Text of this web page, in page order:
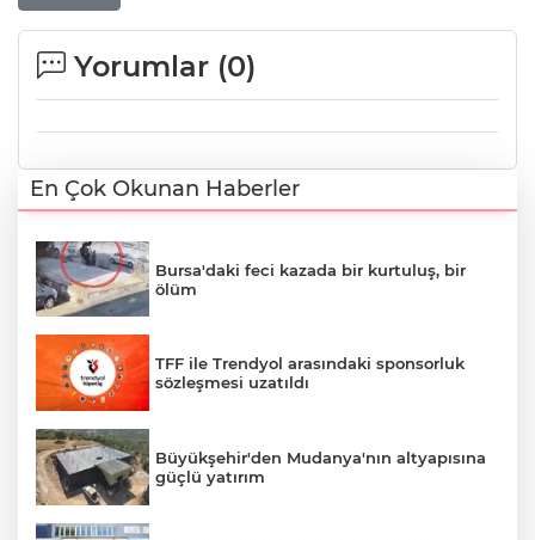
Yorumlar (0)
En Çok Okunan Haberler
Bursa'daki feci kazada bir kurtuluş, bir
ölüm
TFF ile Trendyol arasındaki sponsorluk
sözleşmesi uzatıldı
Büyükşehir'den Mudanya'nın altyapısına
güçlü yatırım